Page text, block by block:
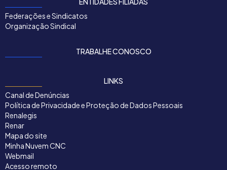
Federações e Sindicatos
Organização Sindical
TRABALHE CONOSCO
LINKS
Canal de Denúncias
Política de Privacidade e Proteção de Dados Pessoais
Renalegis
Renar
Mapa do site
Minha Nuvem CNC
Webmail
Acesso remoto